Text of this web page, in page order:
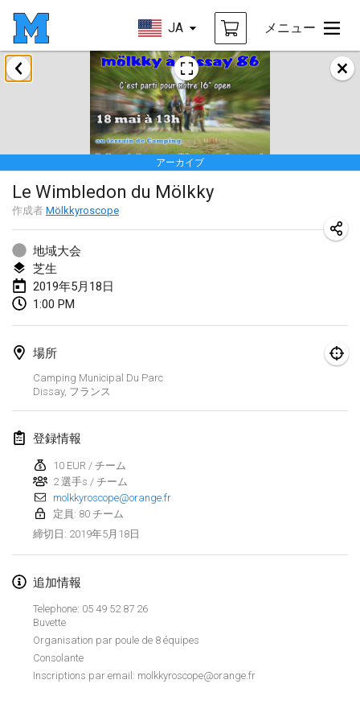
JA メニュー
リストを表示
アーカイブ
Le Wimbledon du Mölkky
作成者 Mölkkyroscope
地域大会
芝生
2019年5月18日
1:00 PM
場所
Camping Municipal Du Parc
Dissay, フランス
登録情報
10 EUR / チーム
2 選手s / チーム
molkkyroscope@orange.fr
定員: 80 チーム
締切日 : 2019年5月18日
追加情報
Telephone: 05 49 52 87 26
Buvette
Organisation par poule de 8 équipes
Consolante
Inscriptions par email: molkkyroscope@orange.fr
2019年1月
New Year's Throw Mölkky
2019年1月1日|チェコ
Tournoi Mixte ASPTTOM
2019年1月20日 |フランス
Tournoi d'Hiver
2019年1月26日
Liekki Cup
2019年1月26日
Tournoi de Mölkky - Lesfous Dubâtonvaigeois
2019年1月26日
Kotka Mölkky Open Indoor
2019年2月2日
Lumi Mölkky
2019年2月9日|
Tournoi de la St Valentin
2019年2月9日
OTH
2019年2月16日 | フィンランド
Indoor des Bouchons